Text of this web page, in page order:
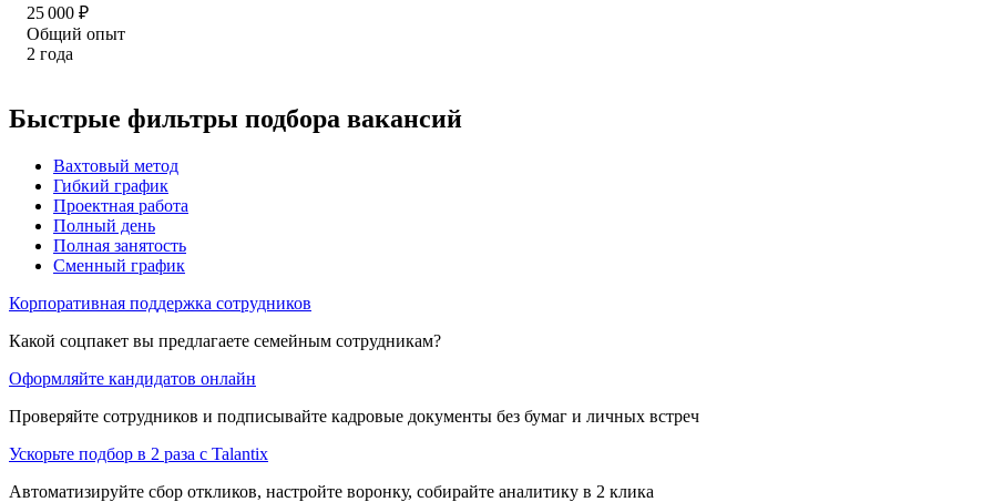
25 000 ₽
Общий опыт
2 года
Быстрые фильтры подбора вакансий
Вахтовый метод
Гибкий график
Проектная работа
Полный день
Полная занятость
Сменный график
Корпоративная поддержка сотрудников
Какой соцпакет вы предлагаете семейным сотрудникам?
Оформляйте кандидатов онлайн
Проверяйте сотрудников и подписывайте кадровые документы без бумаг и личных встреч
Ускорьте подбор в 2 раза с Talantix
Автоматизируйте сбор откликов, настройте воронку, собирайте аналитику в 2 клика